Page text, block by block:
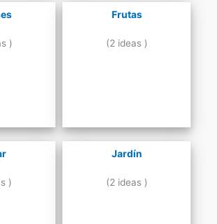
)
Frutas
(2 ideas )
)
Jardín
(2 ideas )